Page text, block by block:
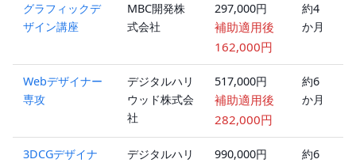
グラフィックデ
ザイン講座
MBC開発株
式会社
297,000円
補助適用後
162,000円
約4
か月
Webデザイナー
専攻
デジタルハリ
ウッド株式会
社
517,000円
補助適用後
282,000円
約6
か月
3DCGデザイナ
デジタルハリ
990,000円
約6